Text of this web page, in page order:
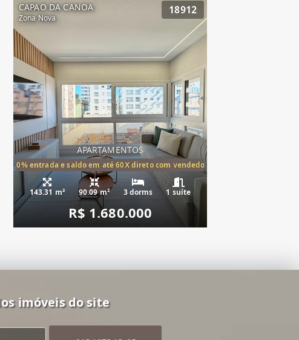
2 Dormitórios,(1suíte)
CAPAO DA CANOA
Zona Nova
18912
APARTAMENTOS
20% entrada e saldo em até 60X direto com vendedor
143.31 m² 90.09 m² 3 dorms 1 suíte
R$ 1.680.000
imóveis do site